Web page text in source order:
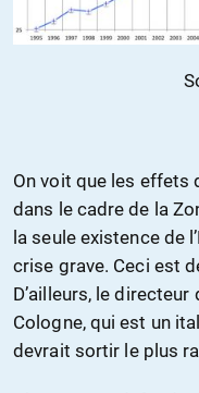
On voit que les effets
dans le cadre de la
la seule existence de
crise grave. Ceci est
D’ailleurs, le
Cologne, qui est un
devrait sortir le plus